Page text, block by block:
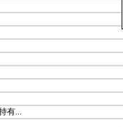
有...